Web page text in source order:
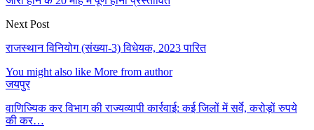
Next Post
राजस्थान विनियोग (संख्या-3) विधेयक, 2023 पारित
You might also like More from author
जयपुर
वाणिज्यिक कर विभाग की राज्यव्यापी कार्रवाई: कई जिलों में सर्वे, करोड़ों रुपये
की कर…